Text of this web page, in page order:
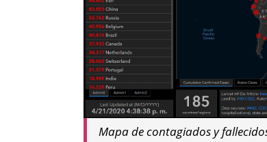
Mapa de contagiados y